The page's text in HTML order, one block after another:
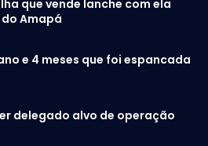
que vende lanche com ela
do Amapá
e 4 meses que foi espancada
delegado alvo de operação